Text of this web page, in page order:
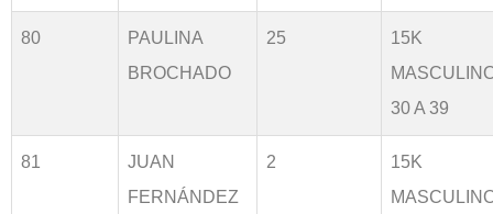
80
PAULINA
BROCHADO
25
15K
30 A 39
81
JUAN
FERNÁNDEZ
2
15K